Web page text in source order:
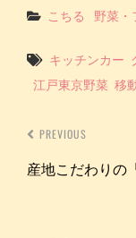
Categories
こちる 野菜・
Tags
キッチンカー
江戸東京野菜 移
PREVIOUS
産地こだわりの